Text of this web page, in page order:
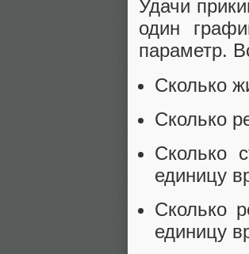
Удачи
один
параметр.
Сколько
Сколько
Сколько
единицу
Сколько
единицу